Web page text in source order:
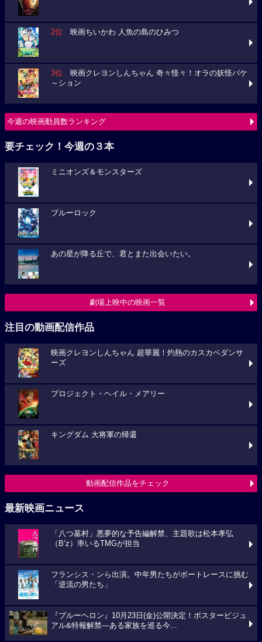
2位 映画ちいかわ 人魚の島のひみつ
3位 映画クレヨンしんちゃん 奇々怪々！オラの妖怪バケ
～ション
今週の映画動員数ランキング
要チェック！今週の３本
ミニオンズ＆モンスターズ
ブルーロック
あの星が降る丘で、君とまた出会いたい。
劇場上映中の映画一覧
注目の動画配信作品
映画クレヨンしんちゃん 超華麗！灼熱のカスカベダンサ
ーズ
プロジェクト・ヘイル・メアリー
キングダム 大将軍の帰還
動画配信作品をチェック
最新映画ニュース
「八つ墓村」悪夢的な予告編解禁、主題歌は松本孝弘
（B’z）率いるTMGが担当
フランシス・ンら出演。中年男たちがボートレースに挑む
「逆流の男たち」
『ブルーヘロン』10月23日(金)公開決定！ポスタービジュ
アル&特報解禁―ある家族を巡る今...